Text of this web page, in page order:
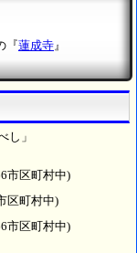
『蓮成寺 』
し」
市区町村中)
区町村中)
市区町村中)